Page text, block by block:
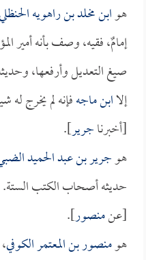
هوابن مخلد بن راهويه
إمامٌ، فقيه، وصف بأنه أمير
صيغ التعديل وأرفعها،
إلاابن ماجهفإنه لم يخرج له
[أخبرناجرير].
هوجرير بن عبد الحميد
حديثه أصحاب الكتب الستة.
[عنمنصور].
هومنصور بن المعتمر الكوفي